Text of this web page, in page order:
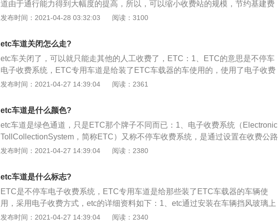
道由于通行能力得到大幅度的提高，所以，可以缩小收费站的规模，节约基建费
用和管理费用；2、另外，不停车收费系统对于城市来说，就不仅仅是一项先进
段；3、对于交通繁忙的大桥、隧道，不停车收费系统可以避免月票制度和人工
收费的众多弱点，有效提高这些市政设施的资金回收能力。
发布时间：2021-04-28 03:32:03 阅读：3100
etc车道关闭怎么走?
etc车关闭了，可以就只能走其他的人工收费了，ETC：1、ETC的意思是不停车
电子收费系统，ETC专用车道是给装了ETC车载器的车使用的，使用了电子收费
的方式；2、ETC通过安装在车辆挡风玻璃上的车载电子标签与在收费站ETC道
结算处理；3、从而达到了车辆通过路桥收费站不用停车就可以交纳路桥费，但
是呢，截至2018年10月，中国很多省份ETC使用率难过半。
发布时间：2021-04-27 14:39:04 阅读：2361
etc车道是什么颜色?
etc车道是绿色通道，只是ETC那个牌子不同而已：1、电子收费系统（Electronic
TollCollectionSystem，简称ETC）又称不停车收费系统，是通过设置在收费公路
收费站出入口处的天线及车型识别系统和安装在车辆的车载装置，利用信息通信
应卡并预存费用，通过收费站时便不用人工缴费，也无须停车，高速费将从卡中
自动扣除。这种收费系统每车收费耗时不到两秒，其收费通道的通行能力是人工
收费通道的5到10倍；3、除了用于高速公路自动扣费，ETC系统也用于市区过
桥、过隧道自动扣费，在车场管理中也用于建立快速车道和无人值守车道，自动
扣停车费。可以大幅提高出入口车辆通行能力，改善车主的使用体验，达到方便
发布时间：2021-04-27 14:39:04 阅读：2380
etc车道是什么标志?
ETC是不停车电子收费系统，ETC专用车道是给那些装了ETC车载器的车辆使
用，采用电子收费方式，etc的详细资料如下：1、etc通过安装在车辆挡风玻璃上
的车载电子标签与在收费站etc道上的微波天线之间的微波专用短程通讯，使用计
发布时间：2021-04-27 14:39:04 阅读：2340